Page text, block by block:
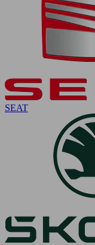
SEAT